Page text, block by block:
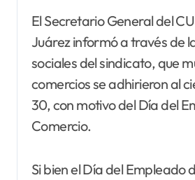
El Secretario General del CUEC, Julio
Juárez informó a través de
sociales del sindicato, que
comercios se adhirieron al
30, con motivo del Día del
Comercio.
Si bien el Día del Empleado